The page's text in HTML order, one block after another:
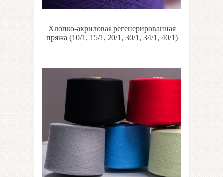
Хлопко-акриловая регенерированная
пряжа (10/1, 15/1, 20/1, 30/1, 34/1, 40/1)